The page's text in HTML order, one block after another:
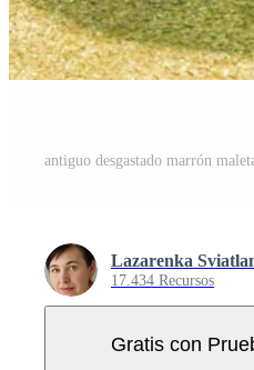
Lazarenka
17.434 Recursos
Gratis con